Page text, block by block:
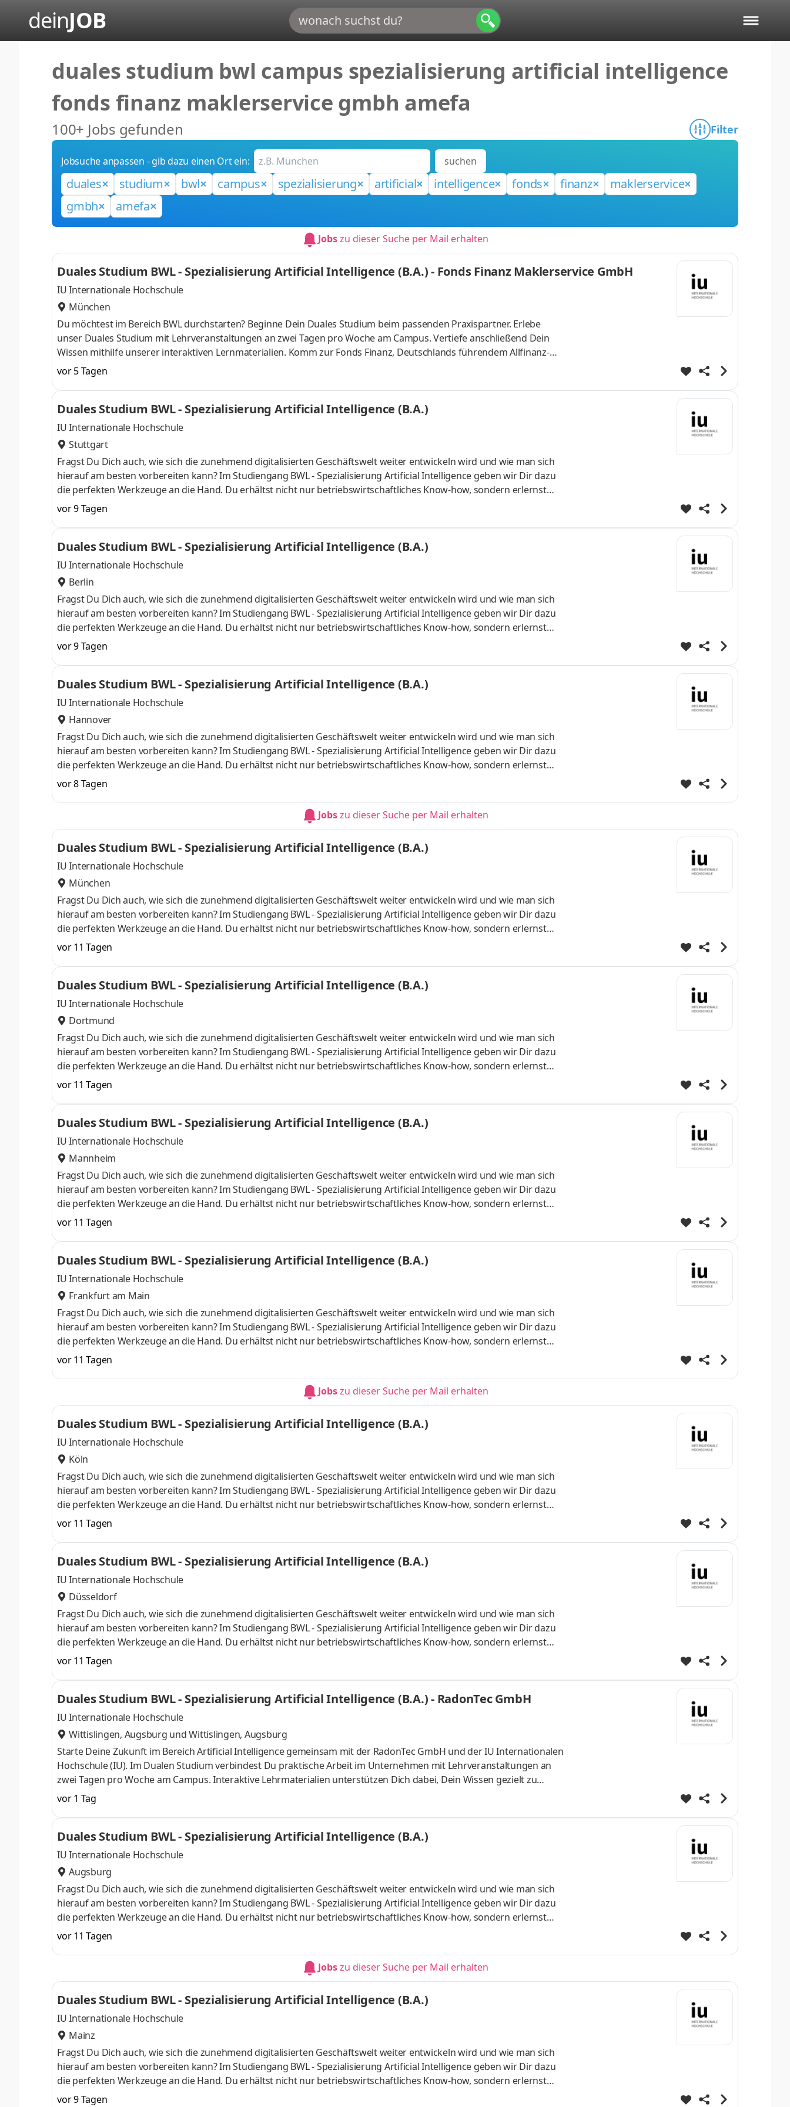
deinJOB
duales studium bwl campus spezialisierung artificial intelligence
fonds finanz maklerservice gmbh amefa
100+ Jobs gefunden Filter
Jobsuche anpassen - gib dazu einen Ort ein: suchen
duales studium bwl campus spezialisierung artificial intelligence fonds finanz
maklerservice
gmbh
amefa
Jobszu dieser Suche per Mail erhalten
Duales Studium BWL - Spezialisierung Artificial Intelligence (B.A.) - Fonds Finanz Maklerservice GmbH
IU Internationale Hochschule
München
Du möchtest im Bereich BWL durchstarten? Beginne Dein Duales Studium beim passenden Praxispartner. Erlebe
unser Duales Studium mit Lehrveranstaltungen an zwei Tagen pro Woche am Campus. Vertiefe anschließend Dein
Wissen mithilfe unserer interaktiven Lernmaterialien. Komm zur Fonds Finanz, Deutschlands führendem Allfinanz-
Maklerpool – und erlebe ein motivierendes Arbeitsumfeld mit offener Unternehmenskultur, großen
Gestaltungsfreiräumen, spannenden Aufgaben und einem Miteinander auf Augenhöhe! Mit über 500
Produktpartnern und mehreren 100.000 Tarifoptionen sind wir in allen Sparten der Finanz- und
Versicherungsbranche zu Hause. Werde auch Du Teil unseres Teams und starte bei uns zum 1. Oktobe
vor 5 Tagen
Duales Studium BWL - Spezialisierung Artificial Intelligence (B.A.)
IU Internationale Hochschule
Stuttgart
Fragst Du Dich auch, wie sich die zunehmend digitalisierten Geschäftswelt weiter entwickeln wird und wie man sich
hierauf am besten vorbereiten kann? Im Studiengang BWL - Spezialisierung Artificial Intelligence geben wir Dir dazu
die perfekten Werkzeuge an die Hand. Du erhältst nicht nur betriebswirtschaftliches Know-how, sondern erlernst
auch fundierte Kenntnisse in der Anwendung von künstlicher Intelligenz. Du kannst im April oder im Oktober direkt
am Campus starten . Erlebe unser Duales Studium mit Lehrveranstaltungen an zwei Tagen pro Woche. Vertiefe
anschließend Dein Wissen mithilfe unserer interaktiven Lernmaterialien. Deine Praxisphasen absolvierst Du bei
einem Unternehmen in Deiner N
vor 9 Tagen
Duales Studium BWL - Spezialisierung Artificial Intelligence (B.A.)
IU Internationale Hochschule
Berlin
Fragst Du Dich auch, wie sich die zunehmend digitalisierten Geschäftswelt weiter entwickeln wird und wie man sich
hierauf am besten vorbereiten kann? Im Studiengang BWL - Spezialisierung Artificial Intelligence geben wir Dir dazu
die perfekten Werkzeuge an die Hand. Du erhältst nicht nur betriebswirtschaftliches Know-how, sondern erlernst
auch fundierte Kenntnisse in der Anwendung von künstlicher Intelligenz. Du kannst im April oder im Oktober direkt
am Campus starten . Erlebe unser Duales Studium mit Lehrveranstaltungen an zwei Tagen pro Woche. Vertiefe
anschließend Dein Wissen mithilfe unserer interaktiven Lernmaterialien. Deine Praxisphasen absolvierst Du bei
einem Unternehmen in Deiner N
vor 9 Tagen
Duales Studium BWL - Spezialisierung Artificial Intelligence (B.A.)
IU Internationale Hochschule
Hannover
Fragst Du Dich auch, wie sich die zunehmend digitalisierten Geschäftswelt weiter entwickeln wird und wie man sich
hierauf am besten vorbereiten kann? Im Studiengang BWL - Spezialisierung Artificial Intelligence geben wir Dir dazu
die perfekten Werkzeuge an die Hand. Du erhältst nicht nur betriebswirtschaftliches Know-how, sondern erlernst
auch fundierte Kenntnisse in der Anwendung von künstlicher Intelligenz. Du kannst im April oder im Oktober direkt
am Campus starten . Erlebe unser Duales Studium mit Lehrveranstaltungen an zwei Tagen pro Woche. Vertiefe
anschließend Dein Wissen mithilfe unserer interaktiven Lernmaterialien. Deine Praxisphasen absolvierst Du bei
vor 8 Tagen
Jobszu dieser Suche per Mail erhalten
Duales Studium BWL - Spezialisierung Artificial Intelligence (B.A.)
IU Internationale Hochschule
München
Fragst Du Dich auch, wie sich die zunehmend digitalisierten Geschäftswelt weiter entwickeln wird und wie man sich
hierauf am besten vorbereiten kann? Im Studiengang BWL - Spezialisierung Artificial Intelligence geben wir Dir dazu
die perfekten Werkzeuge an die Hand. Du erhältst nicht nur betriebswirtschaftliches Know-how, sondern erlernst
auch fundierte Kenntnisse in der Anwendung von künstlicher Intelligenz. Du kannst im April oder im Oktober direkt
am Campus starten . Erlebe unser Duales Studium mit Lehrveranstaltungen an zwei Tagen pro Woche. Vertiefe
anschließend Dein Wissen mithilfe unserer interaktiven Lernmaterialien. Deine Praxisphasen absolvierst Du bei
einem Unternehmen in Deiner N
vor 11 Tagen
Duales Studium BWL - Spezialisierung Artificial Intelligence (B.A.)
IU Internationale Hochschule
Dortmund
Fragst Du Dich auch, wie sich die zunehmend digitalisierten Geschäftswelt weiter entwickeln wird und wie man sich
hierauf am besten vorbereiten kann? Im Studiengang BWL - Spezialisierung Artificial Intelligence geben wir Dir dazu
die perfekten Werkzeuge an die Hand. Du erhältst nicht nur betriebswirtschaftliches Know-how, sondern erlernst
auch fundierte Kenntnisse in der Anwendung von künstlicher Intelligenz. Du kannst im April oder im Oktober direkt
am Campus starten . Erlebe unser Duales Studium mit Lehrveranstaltungen an zwei Tagen pro Woche. Vertiefe
anschließend Dein Wissen mithilfe unserer interaktiven Lernmaterialien. Deine Praxisphasen absolvierst Du bei
einem Unternehmen in Deiner N
vor 11 Tagen
Duales Studium BWL - Spezialisierung Artificial Intelligence (B.A.)
IU Internationale Hochschule
Mannheim
Fragst Du Dich auch, wie sich die zunehmend digitalisierten Geschäftswelt weiter entwickeln wird und wie man sich
hierauf am besten vorbereiten kann? Im Studiengang BWL - Spezialisierung Artificial Intelligence geben wir Dir dazu
die perfekten Werkzeuge an die Hand. Du erhältst nicht nur betriebswirtschaftliches Know-how, sondern erlernst
auch fundierte Kenntnisse in der Anwendung von künstlicher Intelligenz. Du kannst im April oder im Oktober direkt
am Campus starten . Erlebe unser Duales Studium mit Lehrveranstaltungen an zwei Tagen pro Woche. Vertiefe
anschließend Dein Wissen mithilfe unserer interaktiven Lernmaterialien. Deine Praxisphasen absolvierst Du bei
einem Unternehmen in Deiner N
vor 11 Tagen
Duales Studium BWL - Spezialisierung Artificial Intelligence (B.A.)
IU Internationale Hochschule
Frankfurt am Main
Fragst Du Dich auch, wie sich die zunehmend digitalisierten Geschäftswelt weiter entwickeln wird und wie man sich
hierauf am besten vorbereiten kann? Im Studiengang BWL - Spezialisierung Artificial Intelligence geben wir Dir dazu
die perfekten Werkzeuge an die Hand. Du erhältst nicht nur betriebswirtschaftliches Know-how, sondern erlernst
auch fundierte Kenntnisse in der Anwendung von künstlicher Intelligenz. Du kannst im April oder im Oktober direkt
am Campus starten . Erlebe unser Duales Studium mit Lehrveranstaltungen an zwei Tagen pro Woche. Vertiefe
anschließend Dein Wissen mithilfe unserer interaktiven Lernmaterialien. Deine Praxisphasen absolvierst Du bei
vor 11 Tagen
Jobszu dieser Suche per Mail erhalten
Duales Studium BWL - Spezialisierung Artificial Intelligence (B.A.)
IU Internationale Hochschule
Köln
Fragst Du Dich auch, wie sich die zunehmend digitalisierten Geschäftswelt weiter entwickeln wird und wie man sich
hierauf am besten vorbereiten kann? Im Studiengang BWL - Spezialisierung Artificial Intelligence geben wir Dir dazu
die perfekten Werkzeuge an die Hand. Du erhältst nicht nur betriebswirtschaftliches Know-how, sondern erlernst
auch fundierte Kenntnisse in der Anwendung von künstlicher Intelligenz. Du kannst im April oder im Oktober direkt
am Campus starten . Erlebe unser Duales Studium mit Lehrveranstaltungen an zwei Tagen pro Woche. Vertiefe
anschließend Dein Wissen mithilfe unserer interaktiven Lernmaterialien. Deine Praxisphasen absolvierst Du bei
einem Unternehmen in Deiner N
vor 11 Tagen
Duales Studium BWL - Spezialisierung Artificial Intelligence (B.A.)
IU Internationale Hochschule
Düsseldorf
Fragst Du Dich auch, wie sich die zunehmend digitalisierten Geschäftswelt weiter entwickeln wird und wie man sich
hierauf am besten vorbereiten kann? Im Studiengang BWL - Spezialisierung Artificial Intelligence geben wir Dir dazu
die perfekten Werkzeuge an die Hand. Du erhältst nicht nur betriebswirtschaftliches Know-how, sondern erlernst
auch fundierte Kenntnisse in der Anwendung von künstlicher Intelligenz. Du kannst im April oder im Oktober direkt
am Campus starten . Erlebe unser Duales Studium mit Lehrveranstaltungen an zwei Tagen pro Woche. Vertiefe
anschließend Dein Wissen mithilfe unserer interaktiven Lernmaterialien. Deine Praxisphasen absolvierst Du bei
einem Unternehmen in Deiner N
vor 11 Tagen
Duales Studium BWL - Spezialisierung Artificial Intelligence (B.A.) - RadonTec GmbH
IU Internationale Hochschule
Wittislingen, Augsburg undWittislingen, Augsburg
Starte Deine Zukunft im Bereich Artificial Intelligence gemeinsam mit der RadonTec GmbH und der IU Internationalen
Hochschule (IU). Im Dualen Studium verbindest Du praktische Arbeit im Unternehmen mit Lehrveranstaltungen an
zwei Tagen pro Woche am Campus. Interaktive Lehrmaterialien unterstützen Dich dabei, Dein Wissen gezielt zu
vertiefen. Die RadonTec GmbH ist ein spezialisiertes Unternehmen für Radonmessung, Radonschutz, Radonprodukte
und gesunde Innenraumluft. Mit unserem RadonShop, Beratungsleistungen und digitalen Lösungen unterstützen
wir Privatkunden, Unternehmen und öffentliche Einrichtungen. Wir sind ein kleines, innovatives Team im Raum
Dillingen und verbinden Technik, E-Commerce,
vor 1 Tag
Duales Studium BWL - Spezialisierung Artificial Intelligence (B.A.)
IU Internationale Hochschule
Augsburg
Fragst Du Dich auch, wie sich die zunehmend digitalisierten Geschäftswelt weiter entwickeln wird und wie man sich
hierauf am besten vorbereiten kann? Im Studiengang BWL - Spezialisierung Artificial Intelligence geben wir Dir dazu
die perfekten Werkzeuge an die Hand. Du erhältst nicht nur betriebswirtschaftliches Know-how, sondern erlernst
auch fundierte Kenntnisse in der Anwendung von künstlicher Intelligenz. Du kannst im April oder im Oktober direkt
am Campus starten . Erlebe unser Duales Studium mit Lehrveranstaltungen an zwei Tagen pro Woche. Vertiefe
anschließend Dein Wissen mithilfe unserer interaktiven Lernmaterialien. Deine Praxisphasen absolvierst Du bei
vor 11 Tagen
Jobszu dieser Suche per Mail erhalten
Duales Studium BWL - Spezialisierung Artificial Intelligence (B.A.)
IU Internationale Hochschule
Mainz
Fragst Du Dich auch, wie sich die zunehmend digitalisierten Geschäftswelt weiter entwickeln wird und wie man sich
hierauf am besten vorbereiten kann? Im Studiengang BWL - Spezialisierung Artificial Intelligence geben wir Dir dazu
die perfekten Werkzeuge an die Hand. Du erhältst nicht nur betriebswirtschaftliches Know-how, sondern erlernst
auch fundierte Kenntnisse in der Anwendung von künstlicher Intelligenz. Du kannst im April oder im Oktober direkt
vor 9 Tagen